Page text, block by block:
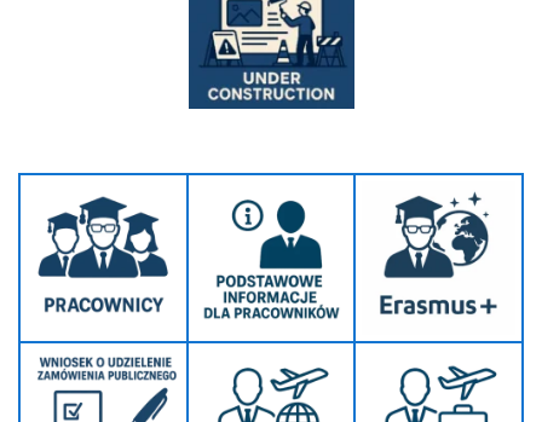
Osoby z niepełnosprawnościami
Program Erasmus+
E-learning
Studia stacjonarne
Program studiów